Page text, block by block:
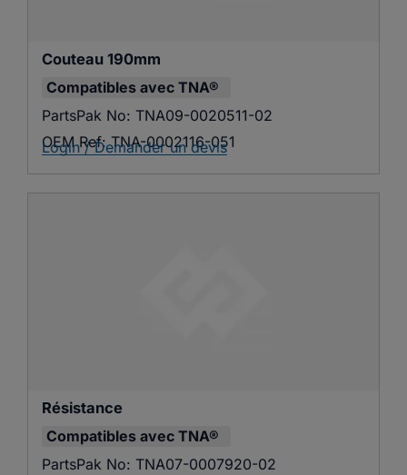
Couteau 190mm
Compatibles avec TNA®
PartsPak No: TNA09-0020511-02
OEM Ref: TNA-0002116-051
Login / Demander un devis
Résistance
Compatibles avec TNA®
PartsPak No: TNA07-0007920-02